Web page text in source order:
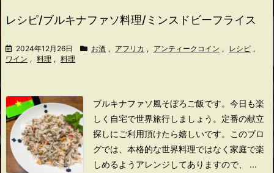
レシピ/ブルキナファソ料理/ミンスドビーフライス
2024年12月26日 お酒 , アフリカ , アンティークコイン , レシピ ,
ワイン , 料理 , 料理
ブルキナファソ風そぼろご飯です。 今日も楽
しく自宅で世界旅行しましょう。 定番の献立
探しにご利用頂けたら嬉しいです。
このブロ
グでは、本格的な世界料理ではなく家庭で楽
しめるようアレンジしてありますので、 ...